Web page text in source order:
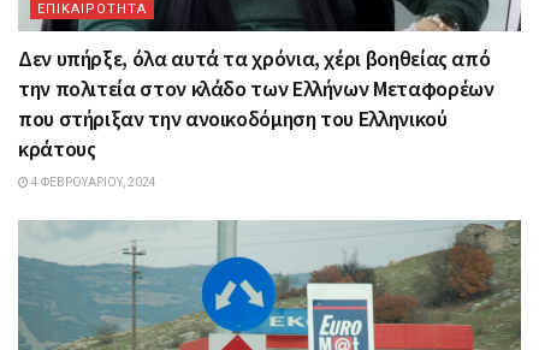
ΕΠΙΚΑΙΡΟΤΗΤΑ
Δεν υπήρξε, όλα αυτά τα χρόνια, χέρι βοηθείας από
την πολιτεία στον κλάδο των Ελλήνων Μεταφορέων
που στήριξαν την ανοικοδόμηση του Ελληνικού
κράτους
4 ΦΕΒΡΟΥΑΡΊΟΥ, 2024